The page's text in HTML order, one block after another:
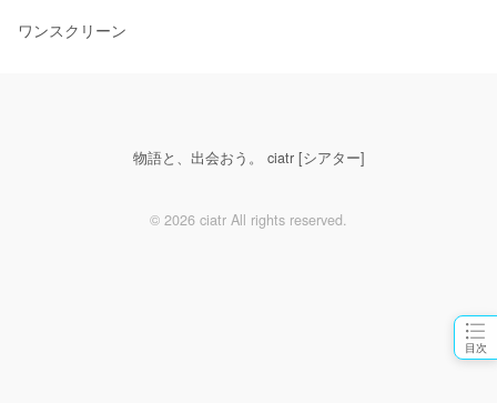
目次
ワンスクリーン
物語と、出会おう。 ciatr [シアター]
© 2026 ciatr All rights reserved.